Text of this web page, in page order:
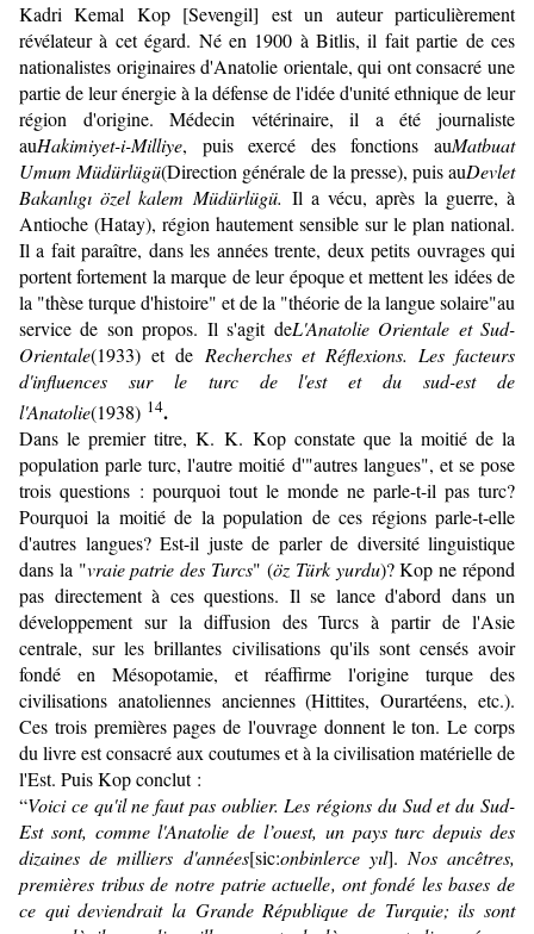
Kadri Kemal Kop [Sevengil] est un auteur particulièrement
révélateur à cet égard. Né en 1900 à Bitlis, il fait partie de ces
nationalistes origi­naires d'Anatolie orientale, qui ont consacré une
partie de leur énergie à la défense de l'idée d'unité ethnique de leur
région d'origine. Médecin vétéri­naire, il a été journaliste
auHakimiyet-i-Milliye, puis exercé des fonctions auMatbuat
Umum Müdürlügü(Direction générale de la presse), puis auDevlet
Bakanlıgı özel kalem Müdürlügü. Il a vécu, après la guerre, à
Antioche (Hatay), région hautement sensible sur le plan national.
Il a fait paraître, dans les années trente, deux petits ouvrages qui
portent fortement la marque de leur époque et mettent les idées de
la "thèse turque d'histoire" et de la "théorie de la langue solaire"au
service de son propos. Il s'agit deL'Anatolie Orientale et Sud-
Orientale(1933) et deRecherches et Réflexions. Les facteurs
d'influences sur le turc de l'est et du sud-est de
l'Anatolie(1938) 14.
Dans le premier titre, K. K. Kop constate que la moitié de la
population parle turc, l'autre moitié d'"autres langues", et se pose
trois questions : pourquoi tout le monde ne parle-t-il pas turc?
Pourquoi la moitié de la population de ces régions parle-t-elle
d'autres langues? Est-il juste de parler de diversité linguistique
dans la "vraie patrie des Turcs" (öz Türk yurdu)? Kop ne répond
pas directement à ces questions. Il se lance d'abord dans un
développement sur la diffusion des Turcs à partir de l'Asie
centrale, sur les brillantes civilisations qu'ils sont censés avoir
fondé en Mésopotamie, et réaffirme l'origine turque des
civilisations anatoliennes anciennes (Hittites, Ourartéens, etc.).
Ces trois premières pages de l'ouvrage donnent le ton. Le corps
du livre est consacré aux coutumes et à la civilisation maté­rielle de
l'Est. Puis Kop conclut :
“Voici ce qu'il ne faut pas oublier. Les régions du Sud et du Sud-
Est sont, comme l'Anatolie de l’ouest, un pays turc depuis des
dizaines de milliers d'années[sic:onbinlerce yıl]. Nos ancêtres,
premières tribus de notre patrie actuelle, ont fondé les bases de
ce qui deviendrait la Grande République de Turquie; ils sont